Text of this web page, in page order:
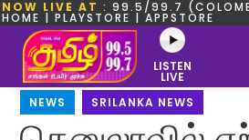
NOW LIVE AT : 99.5/99.7
HOME | PLAYSTORE | APPSTORE
LISTEN
LIVE
NEWS
SRILANKA NEWS